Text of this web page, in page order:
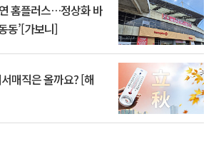
홈플러스…정상화 바
동’[가보니]
매직은 올까요? [해